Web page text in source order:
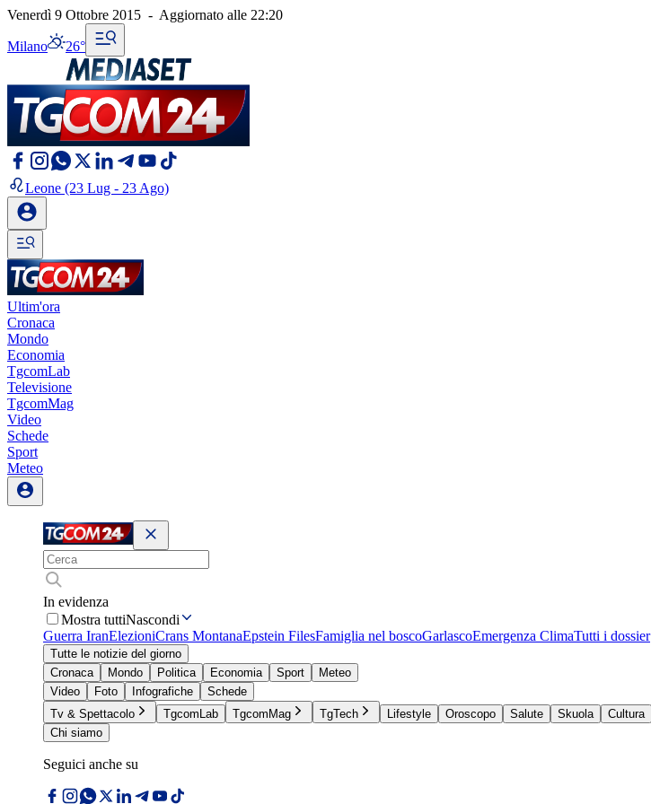
Venerdì 9 Ottobre 2015 - Aggiornato alle 22:20
Milano 26°
Leone (23 Lug - 23 Ago)
Ultim'ora
Cronaca
Mondo
Economia
TgcomLab
Televisione
TgcomMag
Video
Schede
Sport
Meteo
In evidenza
Mostra tuttiNascondi
Guerra IranElezioniCrans MontanaEpstein FilesFamiglia nel boscoGarlascoEmergenza ClimaTutti i dossier
Tutte le notizie del giorno
Cronaca
Mondo Politica Economia Sport
Meteo
Video
Foto Infografiche
Schede
Tv & Spettacolo
TgcomLab TgcomMag TgTech Lifestyle Oroscopo Salute Skuola Cultura
Chi siamo
Seguici anche su